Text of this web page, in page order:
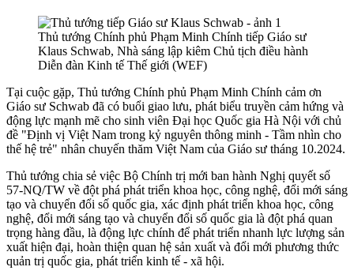
Thủ tướng Chính phủ Phạm Minh Chính tiếp Giáo sư
Klaus Schwab, Nhà sáng lập kiêm Chủ tịch điều hành
Diễn đàn Kinh tế Thế giới (WEF)
Tại cuộc gặp, Thủ tướng Chính phủ Phạm Minh Chính cảm ơn
Giáo sư Schwab đã có buổi giao lưu, phát biểu truyền cảm hứng và
động lực mạnh mẽ cho sinh viên Đại học Quốc gia Hà Nội với chủ
đề "Định vị Việt Nam trong kỷ nguyên thông minh - Tầm nhìn cho
thế hệ trẻ" nhân chuyến thăm Việt Nam của Giáo sư tháng 10.2024.
Thủ tướng chia sẻ việc Bộ Chính trị mới ban hành Nghị quyết số
57-NQ/TW về đột phá phát triển khoa học, công nghệ, đổi mới sáng
tạo và chuyển đổi số quốc gia, xác định phát triển khoa học, công
nghệ, đổi mới sáng tạo và chuyển đổi số quốc gia là đột phá quan
trọng hàng đầu, là động lực chính để phát triển nhanh lực lượng sản
xuất hiện đại, hoàn thiện quan hệ sản xuất và đổi mới phương thức
quản trị quốc gia, phát triển kinh tế - xã hội.